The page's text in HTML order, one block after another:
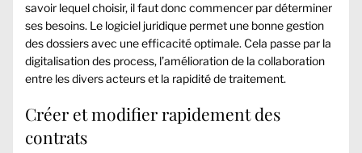
savoir lequel choisir, il faut donc commencer par déterminer
ses besoins. Le logiciel juridique permet une bonne gestion
des dossiers avec une efficacité optimale. Cela passe par la
digitalisation des process, l’amélioration de la collaboration
entre les divers acteurs et la rapidité de traitement.
Créer et modifier rapidement des
contrats